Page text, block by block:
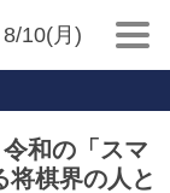
8/10(月)
和の「スマ
将棋界の人と